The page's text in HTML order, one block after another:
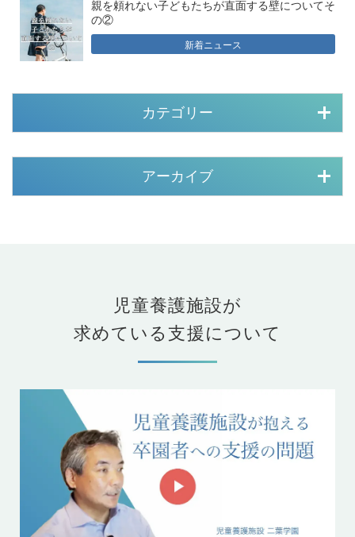
親を頼れない子どもたちが直面する壁についてそ
の②
新着ニュース
カテゴリー
アーカイブ
児童養護施設が
求めている支援について